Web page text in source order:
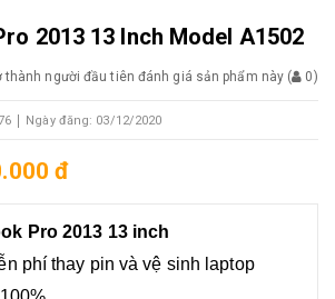
2013 13 Inch Model A1502
thành người đầu tiên đánh giá sản phẩm này ( 0)
Ngày đăng: 03/12/2020
đ
Pro 2013 13 inch
phí thay pin và vệ sinh laptop